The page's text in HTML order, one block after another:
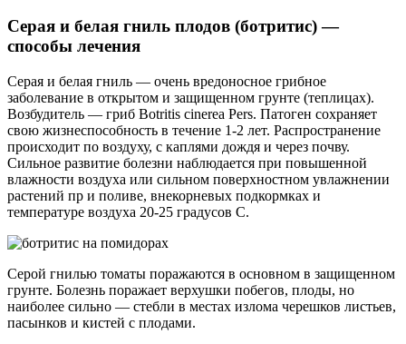
Серая и белая гниль плодов (ботритис) —
способы лечения
Серая и белая гниль — очень вредоносное грибное
заболевание в открытом и защищенном грунте (теплицах).
Возбудитель — гриб Botritis cinerea Pers. Патоген сохраняет
свою жизнеспособность в течение 1-2 лет. Распространение
происходит по воздуху, с каплями дождя и через почву.
Сильное развитие болезни наблюдается при повышенной
влажности воздуха или сильном поверхностном увлажнении
растений пр и поливе, внекорневых подкормках и
температуре воздуха 20-25 градусов С.
Серой гнилью томаты поражаются в основном в защищенном
грунте. Болезнь поражает верхушки побегов, плоды, но
наиболее сильно — стебли в местах излома черешков листьев,
пасынков и кистей с плодами.